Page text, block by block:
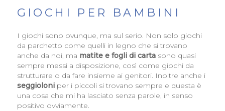
GIOCHI PER BAMBINI
I giochi sono ovunque, ma sul serio. Non solo giochi
da parchetto come quelli in legno che si trovano
anche da noi, ma matite e fogli di cartasono quasi
sempre messi a disposizione, così come giochi da
strutturare o da fare insieme ai genitori. Inoltre anche i
seggioloniper i piccoli si trovano sempre e questa è
una cosa che mi ha lasciato senza parole, in senso
positivo ovviamente.